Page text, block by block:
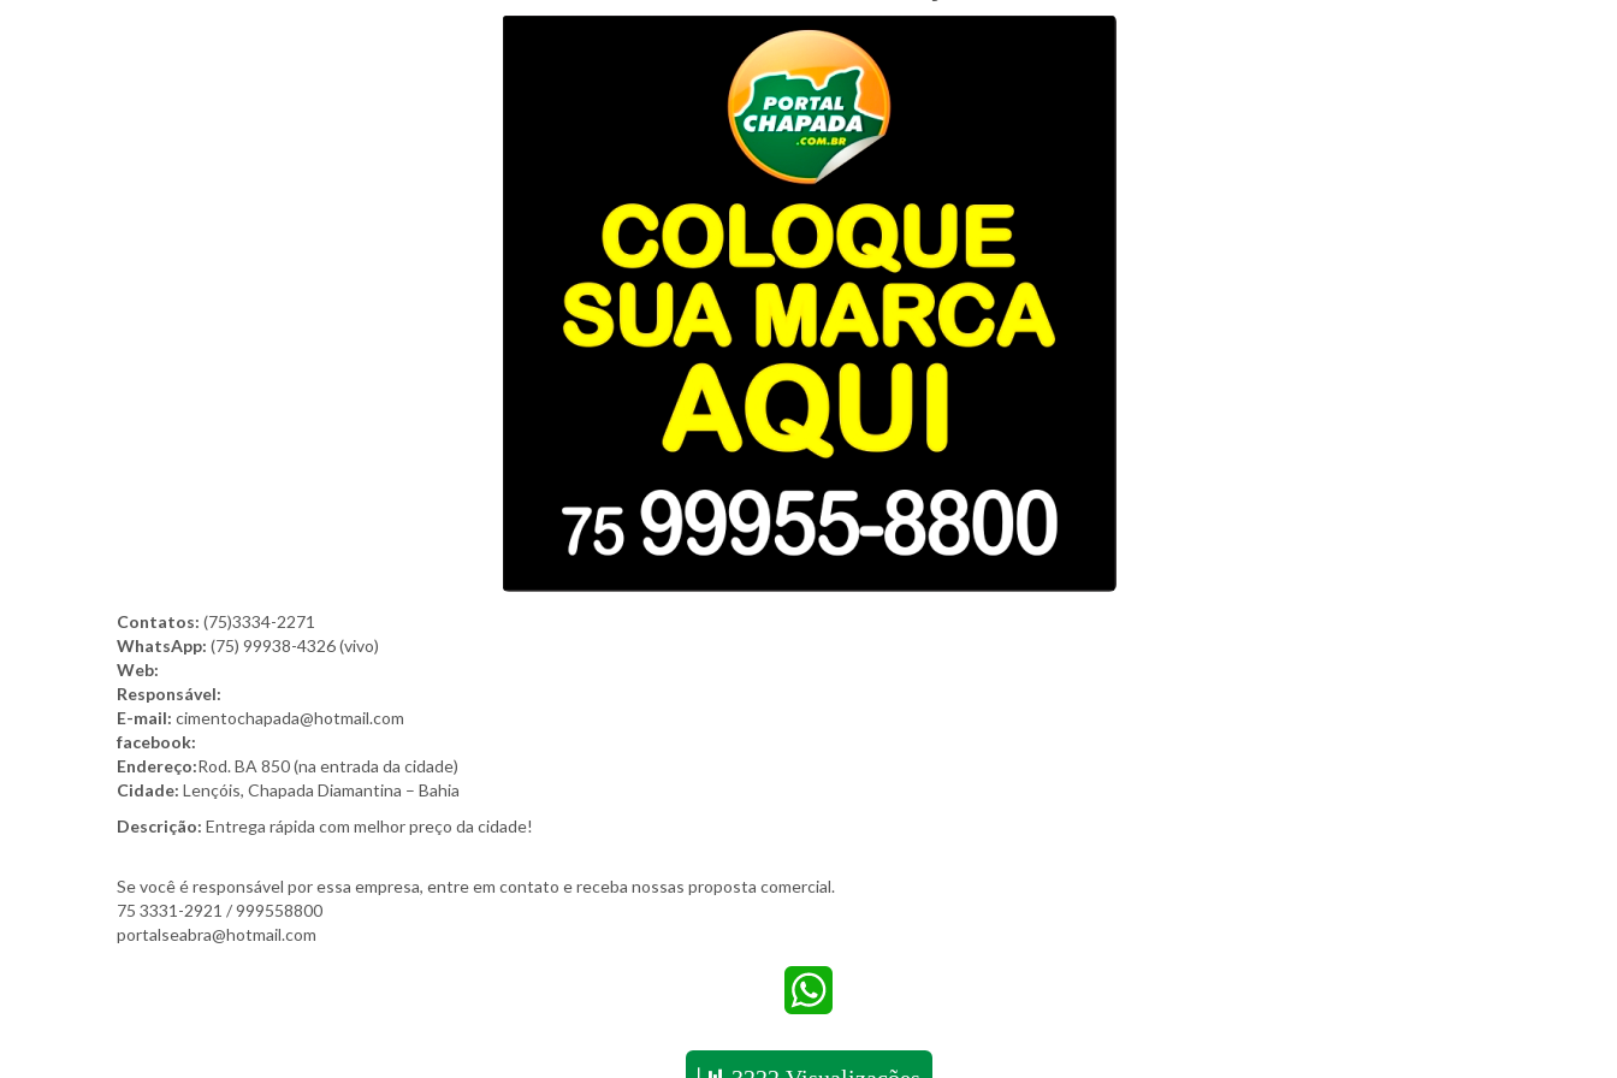
Contatos: (75)3334-2271
WhatsApp: (75) 99938-4326 (vivo)
Web:
Responsável:
E-mail: cimentochapada@hotmail.com
facebook:
Endereço:Rod. BA 850 (na entrada da cidade)
Cidade: Lençóis, Chapada Diamantina – Bahia
Descrição: Entrega rápida com melhor preço da cidade!
Se você é responsável por essa empresa, entre em contato e receba nossas proposta comercial.
75 3331-2921 / 999558800
portalseabra@hotmail.com